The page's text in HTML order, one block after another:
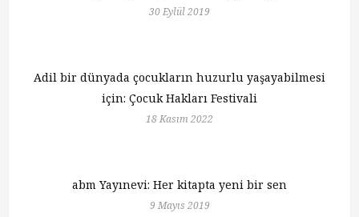
30 Eylül 2019
Adil bir dünyada çocukların huzurlu yaşayabilmesi
için: Çocuk Hakları Festivali
18 Kasım 2022
abm Yayınevi: Her kitapta yeni bir sen
9 Mayıs 2019